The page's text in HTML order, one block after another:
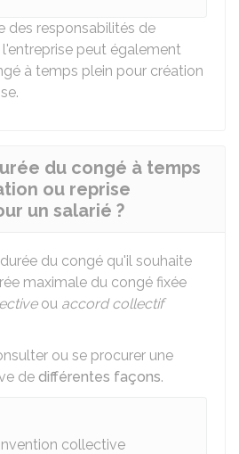
des responsabilités de
peut également
à temps plein pour création
du congé à temps
ou reprise
un salarié ?
du congé qu'il souhaite
maximale du congé fixée
ou accord collectif
ou se procurer une
de différentes façons.
collective